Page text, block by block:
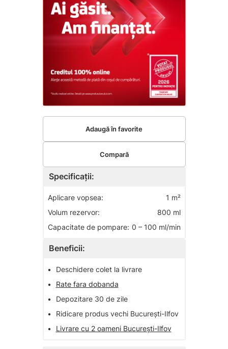
Specificații:
Aplicare vopsea:
1 m²
Volum rezervor:
800 ml
Capacitate de pompare: 0 – 100 ml/min
Beneficii:
•
Deschidere colet la livrare
•
Rate fara dobanda
•
Depozitare 30 de zile
•
Ridicare produs vechi București-Ilfov
•
Livrare cu 2 oameni București-Ilfov
Adaugă în favorite
Compară